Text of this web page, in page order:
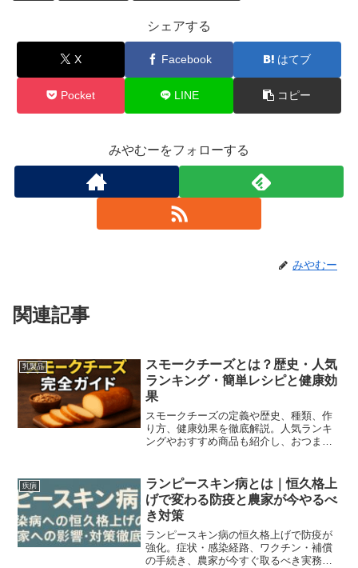
シェアする
X Facebook はてブ
Pocket LINE コピー
みやむーをフォローする
みやむー
関連記事
乳製品
スモークチーズとは？歴史・人気
ランキング・簡単レシピと健康効
果
スモークチーズの定義や歴史、種類、作
り方、健康効果を徹底解説。人気ランキ
ングやおすすめ商品も紹介し、おつまみ
疾病
ランピースキン病とは｜恒久格上
げで変わる防疫と農家が今やるべ
き対策
ランピースキン病の恒久格上げで防疫が
強化。症状・感染経路、ワクチン・補償
の手続き、農家が今すぐ取るべき実務チ